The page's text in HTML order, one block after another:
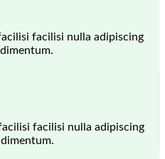
facilisi nulla adipiscing
facilisi nulla adipiscing